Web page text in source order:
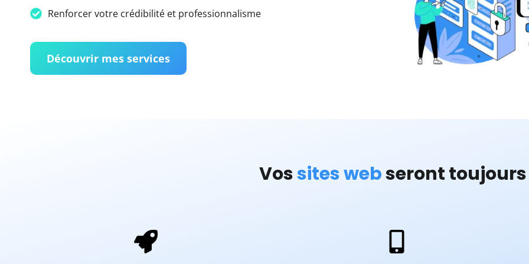
Renforcer votre crédibilité et professionnalisme
Découvrir mes services
Vossites webseront toujours